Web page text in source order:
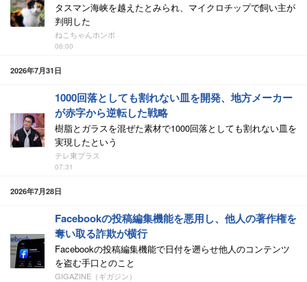
タスマン海峡を越えたとみられ、マイクロチップで飼い主が
判明した
ねこちゃんホンポ
06:00
2026年7月31日
1000回落としても割れない皿を開発、地方メーカー
が赤字から逆転した戦略
樹脂とガラスを混ぜた素材で1000回落としても割れない皿を
実現したという
テレ東プラス
07:31
2026年7月28日
Facebookの投稿編集機能を悪用し、他人の著作権を
奪い取る詐欺が横行
Facebookの投稿編集機能で日付を遡らせ他人のコンテンツ
を盗む手口とのこと
GIGAZINE（ギガジン）